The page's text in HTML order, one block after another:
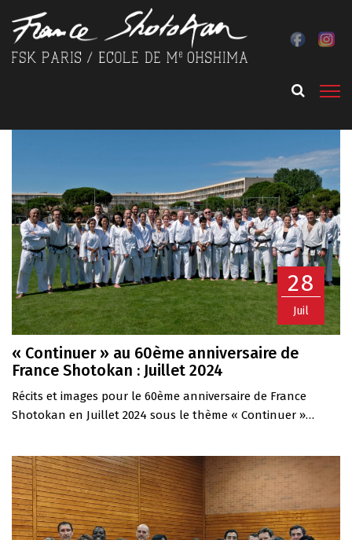
28
Juil
« Continuer » au 60ème anniversaire de
France Shotokan : Juillet 2024
Récits et images pour le 60ème anniversaire de France
Shotokan en Juillet 2024 sous le thème « Continuer »…